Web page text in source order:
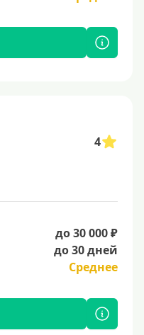
4
до 30 000 ₽
до 30 дней
Среднее